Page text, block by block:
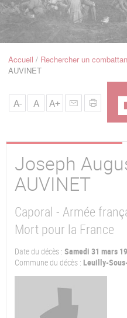
Navigation
Fil
Accueil Rechercher un
AUVINET
A- A A+
Joseph
AUVINET
Caporal - Armée
Mort pour la France
Date du décès : Samedi 31 mars
Commune du décès : Leuilly-